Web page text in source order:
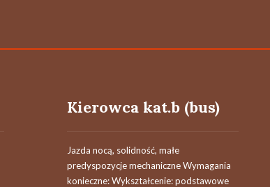
Kierowca kat.b (bus)
Jazda nocą, solidność, małe
predyspozycje mechaniczne Wymagania
konieczne: Wykształcenie: podstawowe